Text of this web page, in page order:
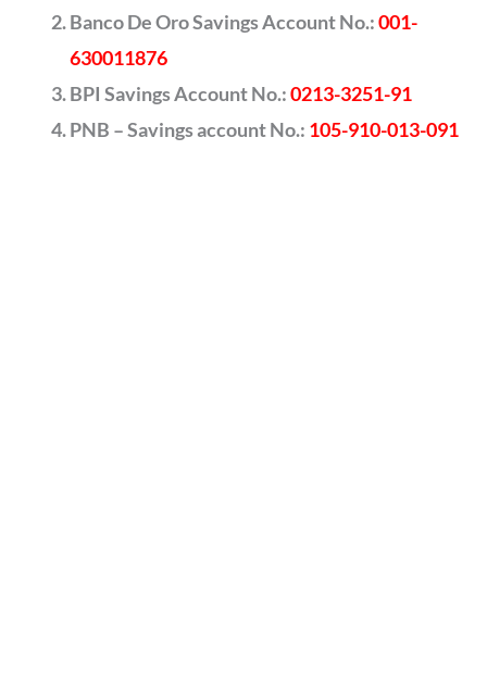
Banco De Oro Savings Account No.:001-
630011876
BPI Savings Account No.:0213-3251-91
PNB – Savings account No.: 105-910-013-091